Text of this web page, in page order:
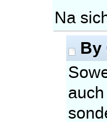
Na
By